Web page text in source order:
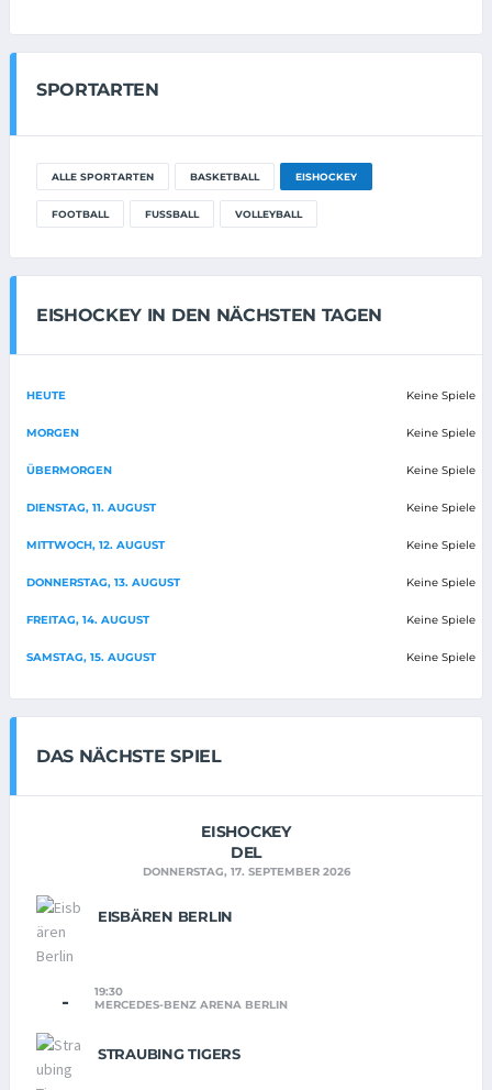
SPORTARTEN
ALLE SPORTARTEN BASKETBALL EISHOCKEY
FOOTBALL FUSSBALL VOLLEYBALL
EISHOCKEY IN DEN NÄCHSTEN TAGEN
HEUTE Keine Spiele
MORGEN Keine Spiele
ÜBERMORGEN Keine Spiele
DIENSTAG, 11. AUGUST Keine Spiele
MITTWOCH, 12. AUGUST Keine Spiele
DONNERSTAG, 13. AUGUST Keine Spiele
FREITAG, 14. AUGUST Keine Spiele
SAMSTAG, 15. AUGUST Keine Spiele
DAS NÄCHSTE SPIEL
EISHOCKEY
DEL
DONNERSTAG, 17. SEPTEMBER 2026
EISBÄREN BERLIN
-
19:30
MERCEDES-BENZ ARENA BERLIN
STRAUBING TIGERS